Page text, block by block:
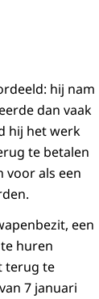
hij nam
dan vaak
hij het werk
te betalen
voor als een
een
huren
terug te
7 januari